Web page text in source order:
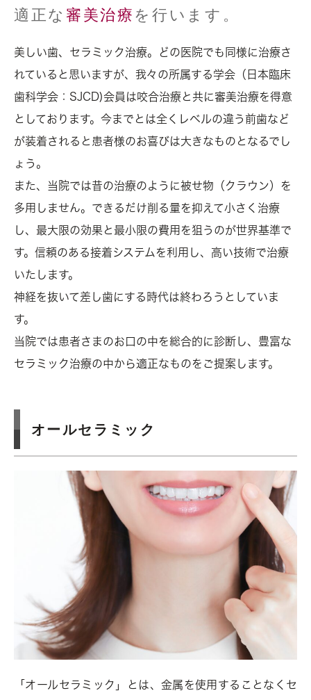
適正な 審美治療 を行います。
美しい歯、セラミック治療。どの医院でも同様に治療さ
れていると思いますが、我々の所属する学会（日本臨床
歯科学会：SJCD)会員は咬合治療と共に審美治療を得意
としております。今までとは全くレベルの違う前歯など
が装着されると患者様のお喜びは大きなものとなるでし
ょう。
また、当院では昔の治療のように被せ物（クラウン）を
多用しません。できるだけ削る量を抑えて小さく治療
し、最大限の効果と最小限の費用を狙うのが世界基準で
す。信頼のある接着システムを利用し、高い技術で治療
いたします。
神経を抜いて差し歯にする時代は終わろうとしていま
す。
当院では患者さまのお口の中を総合的に診断し、豊富な
セラミック治療の中から適正なものをご提案します。
オールセラミック
「オールセラミック」とは、金属を使用することなくセ